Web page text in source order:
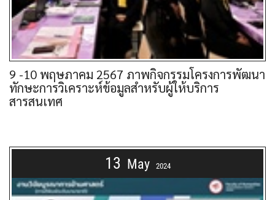
9 -10 พฤษภาคม 2567 ภาพกิจกรรมโครงการพัฒนา
ทักษะการวิเคราะห์ข้อมูลสำหรับผู้ให้บริการ
สารสนเทศ
13 May 2024